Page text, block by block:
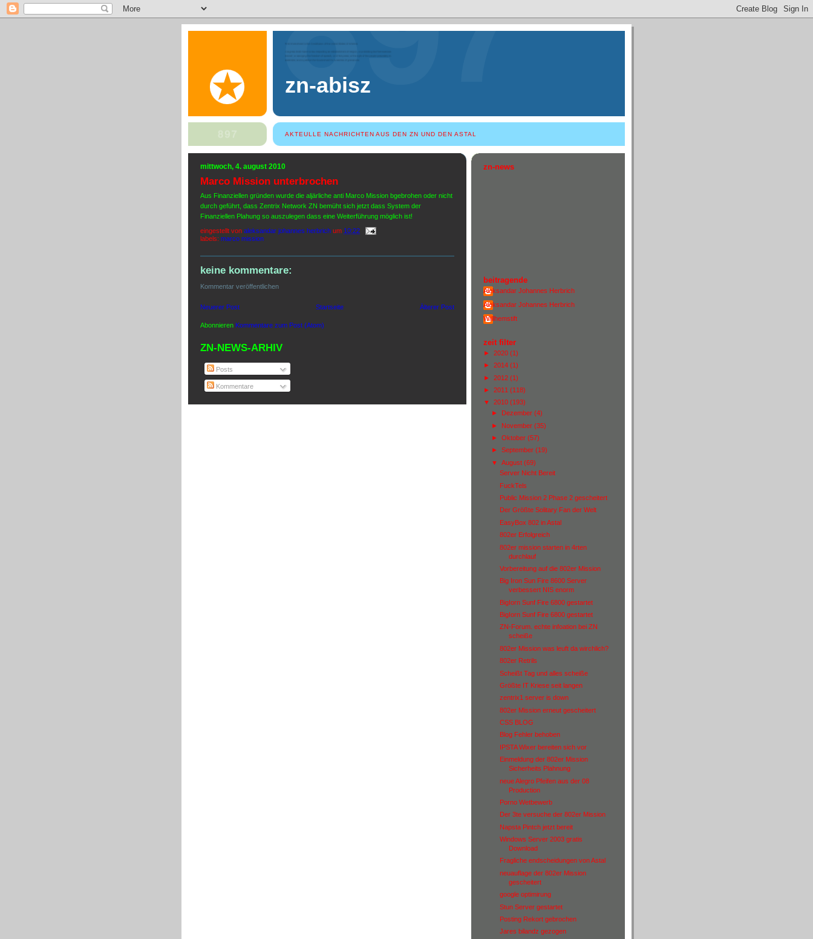
zn-abisz
AKTEULLE NACHRICHTEN AUS DEN ZN UND DEN ASTAL
mittwoch, 4. august 2010
Marco Mission unterbrochen
Aus Finanziellen gründen wurde die aljärliche anti Marco Mission bgebrohen oder nicht
durch geführt, dass Zentrix Network ZN bemüht sich jetzt dass System der
Finanziellen Plahung so auszulegen dass eine Weiterführung möglich ist!
eingestellt von aleksandar johannes herbrich um 10:22
labels: marco mission
keine kommentare:
Kommentar veröffentlichen
Neuerer Post Älterer Post
Startseite
Abonnieren Kommentare zum Post (Atom)
ZN-NEWS-ARHIV
Posts
Kommentare
zn-news
beitragende
Aleksandar Johannes Herbrich
Aleksandar Johannes Herbrich
Wiillhemstift
zeit filter
► 2020 (1)
► 2014 (1)
► 2012 (1)
► 2011 (118)
▼ 2010 (193)
► Dezember (4)
► November (35)
► Oktober (57)
► September (19)
▼ August (69)
Server Nicht Bereit
FuckTels
Public Mission 2 Phase 2 gescheitert
Der Größte Solitary Fan der Welt
EasyBox 802 in Astal
802er Erfolgreich
802er mission starten in 4rten
durchlauf
Vorbereitung auf die 802er Mission
Big Iron Sun Fire 8600 Server
verbessert NIS enorm
BigIorn Sunf Fire 6800 gestartet
BigIorn Sunf Fire 6800 gestartet
ZN-Forum. echte infoation bei ZN
scheiße
802er Mission was leuft da wirchlich?
802er Retrils
Scheißt Tag und alles scheiße
Größte IT Kriese seit langen
zentrix1 server is down
802er Mission erneut gescheitert
CSS BLOG
Blog Fehler behoben
IPSTA Wixer bereiten sich vor
Einmeldung der 802er Mission
Sicherheits Plahnung
neue Alegro Pfeifen aus der 08
Production
Porno Wetbewerb
Der 3te versuche der 802er Mission
Napsta Pintch jetzt bereit
Windows Server 2003 gratis
Download
Fragliche endscheidungen von Astal
neuauflage der 802er Mission
gescheitert
google optimirung
Stun Server gestartet
Posting Rekort gebrochen
Jares bilandz gezogen